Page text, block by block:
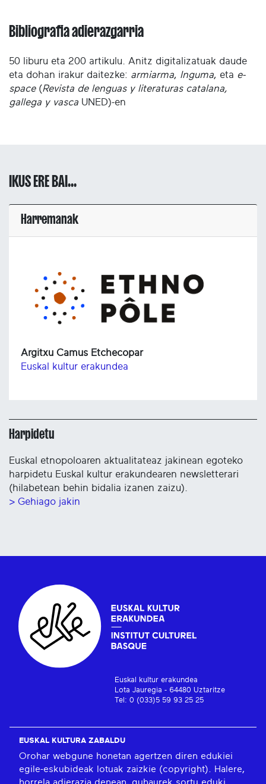
Bibliografia adierazgarria
50 liburu eta 200 artikulu. Anitz digitalizatuak daude
eta dohan irakur daitezke: armiarma, Inguma, eta e-
space(Revista de lenguas y literaturas catalana,
gallega y vasca UNED)-en
IKUS ERE BAI...
Harremanak
Argitxu Camus Etchecopar
Euskal kultur erakundea
Harpidetu
Euskal etnopoloaren aktualitateaz jakinean egoteko
harpidetu Euskal kultur erakundearen newsletterari
(hilabetean behin bidalia izanen zaizu).
> Gehiago jakin
Euskal kultur erakundea
Lota Jauregia - 64480 Uztaritze
Tel: 0 (033)5 59 93 25 25
EUSKAL KULTURA ZABALDU
Orohar webgune honetan agertzen diren edukiei
egile-eskubideak lotuak zaizkie (copyright). Halere,
horrela adierazia denean, guhaurek sortu eduki